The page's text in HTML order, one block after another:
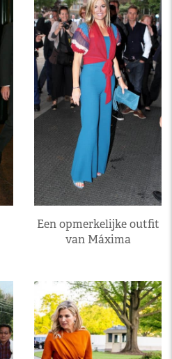
Een opmerkelijke outfit
van Máxima